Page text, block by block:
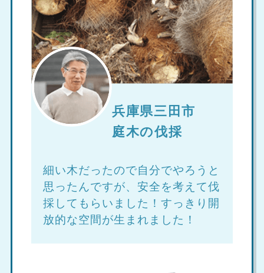
兵庫県三田市
庭木の伐採
細い木だったので自分でやろうと
思ったんですが、安全を考えて伐
採してもらいました！すっきり開
放的な空間が生まれました！